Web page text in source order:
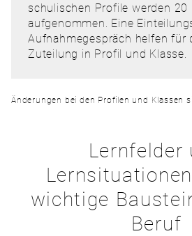
schulischen Profile werden 20
aufgenommen. Eine
Aufnahmegespräch helfen für
Zuteilung in Profil und Klasse.
Änderungen bei den Profilen und Klassen
Lernfelder
wichtige
Beruf